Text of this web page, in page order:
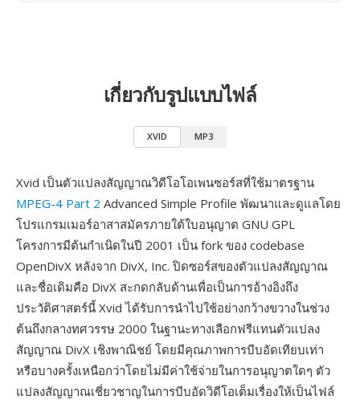
เกี่ยวกับรูปแบบไฟล์
XVID MP3
Xvid เป็นตัวแปลงสัญญาณวิดีโอโอเพนซอร์สที่ใช้มาตรฐาน
MPEG-4 Part 2 Advanced Simple Profile พัฒนาและดูแลโดย
โปรแกรมเมอร์อาสาสมัครภายใต้ใบอนุญาต GNU GPL
โครงการมีต้นกำเนิดในปี 2001 เป็น fork ของ codebase
OpenDivX หลังจาก DivX, Inc. ปิดซอร์สของตัวแปลงสัญญาณ
และชื่อเดิมคือ DivX สะกดกลับด้านเพื่อเป็นการอ้างอิงถึง
ประวัติศาสตร์นี้ Xvid ได้รับการนำไปใช้อย่างกว้างขวางในช่วง
ต้นถึงกลางทศวรรษ 2000 ในฐานะทางเลือกฟรีแทนตัวแปลง
สัญญาณ DivX เชิงพาณิชย์ โดยมีคุณภาพการบีบอัดเทียบเท่า
หรือบางครั้งเหนือกว่าโดยไม่มีค่าใช้จ่ายในการอนุญาตใดๆ ตัว
แปลงสัญญาณเชี่ยวชาญในการบีบอัดวิดีโอเต็มเรื่องให้เป็นไฟล์